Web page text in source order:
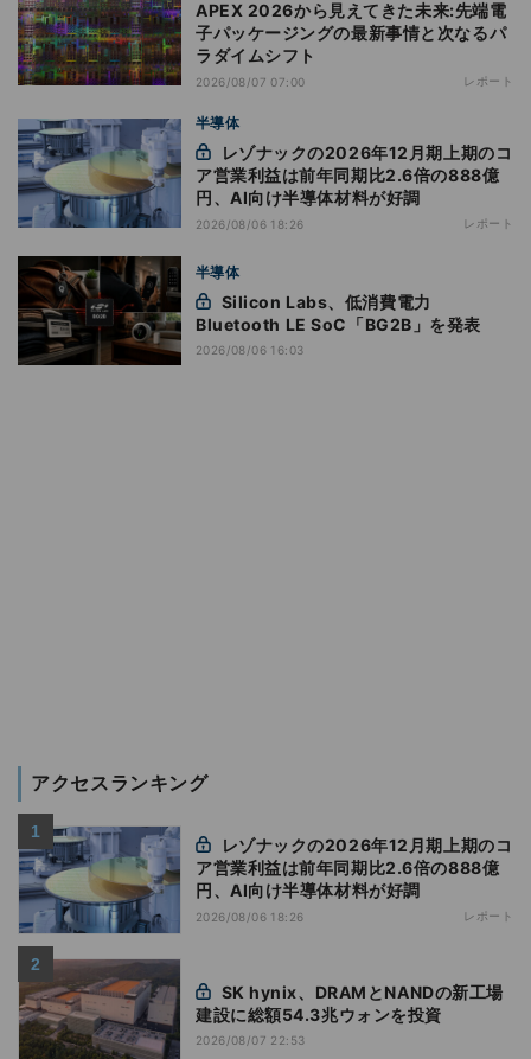
APEX 2026から見えてきた未来:先端電
子パッケージングの最新事情と次なるパ
ラダイムシフト
2026/08/07 07:00 レポート
半導体
ア営業利益は前年同期比2.6倍の888億
円、AI向け半導体材料が好調
2026/08/06 18:26 レポート
半導体
Bluetooth LE SoC「BG2B」を発表
2026/08/06 16:03
アクセスランキング
ア営業利益は前年同期比2.6倍の888億
円、AI向け半導体材料が好調
2026/08/06 18:26 レポート
建設に総額54.3兆ウォンを投資
2026/08/07 22:53